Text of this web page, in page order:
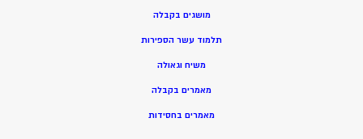
מושגים בקבלה
תלמוד עשר הספירות
משיח וגאולה
מאמרים בקבלה
מאמרים בחסידות